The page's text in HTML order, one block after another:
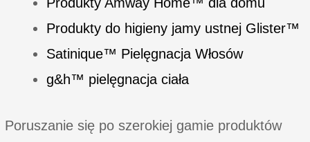
Produkty do higieny jamy ustnej Glister™
Satinique™ Pielęgnacja Włosów
g&h™ pielęgnacja ciała
Poruszanie się po szerokiej gamie produktów